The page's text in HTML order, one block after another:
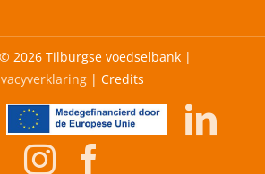
2026 Tilburgse voedselbank |
| Credits
Mede
gefinancieerd
Instagram